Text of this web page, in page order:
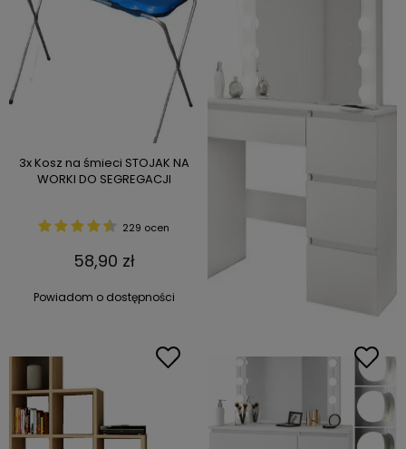
3x Kosz na śmieci STOJAK NA
WORKI DO SEGREGACJI
229 ocen
58,90 zł
Powiadom o dostępności